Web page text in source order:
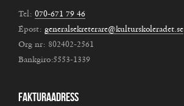
Tel: 070-671 79 46
Epost: generalsekreterare@kulturskoleradet.se
Org nr: 802402-2561
Bankgiro:5553-1339
Fakturaadress